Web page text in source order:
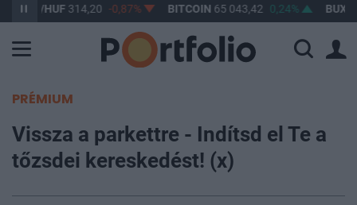
HUF 314,20 -0,87% BITCOIN 65 043,42 0,24% BUX 148
PRÉMIUM
Vissza a parkettre - Indítsd el Te a
tőzsdei kereskedést! (x)